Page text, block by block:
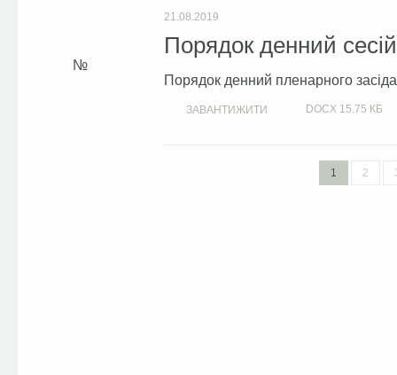
21.08.2019
Порядок денний
Порядок денний пленарного
ЗАВАНТИЖИТИ DOCX 15.75 КБ
1 2